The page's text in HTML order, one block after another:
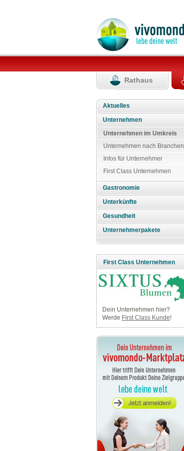
Rathaus
Aktuelles
Unternehmen
Unternehmen im Umkreis
Unternehmen nach Branchen
Infos für Unternehmer
First Class Unternehmen
Gastronomie
Unterkünfte
Gesundheit
Unternehmerpakete
First Class Unternehmen
Dein Unternehmen hier?
Werde First Class Kunde!